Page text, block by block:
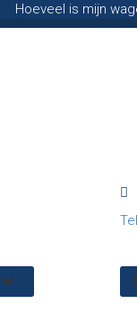
Hoeveel is mijn